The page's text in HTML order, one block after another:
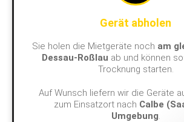
Gerät abholen
Sie holen die Mietgeräte noch am
Dessau-Roßlau ab und können
Trocknung starten.
Auf Wunsch liefern wir die Geräte
zum Einsatzort nach Calbe
Umgebung.